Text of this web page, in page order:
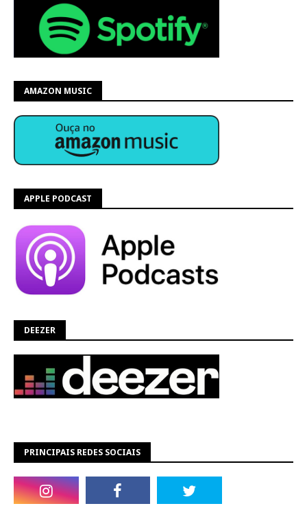
AMAZON MUSIC
APPLE PODCAST
DEEZER
PRINCIPAIS REDES SOCIAIS